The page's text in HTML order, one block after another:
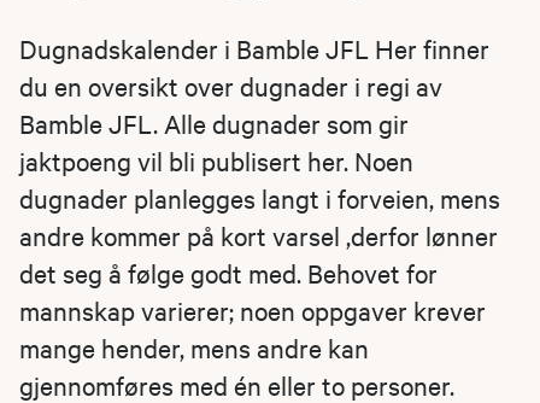
Dugnadskalender i Bamble JFL Her finner
du en oversikt over dugnader i regi av
Bamble JFL. Alle dugnader som gir
jaktpoeng vil bli publisert her. Noen
dugnader planlegges langt i forveien, mens
andre kommer på kort varsel ,derfor lønner
det seg å følge godt med. Behovet for
mannskap varierer; noen oppgaver krever
mange hender, mens andre kan
gjennomføres med én eller to personer.